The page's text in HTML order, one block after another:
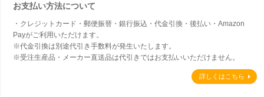
お支払い方法について
・クレジットカード・郵便振替・銀行振込・代金引換・後払い・Amazon
Payがご利用いただけます。
※代金引換は別途代引き手数料が発生いたします。
※受注生産品・メーカー直送品は代引きではお支払いいただけません。
詳しくはこちら